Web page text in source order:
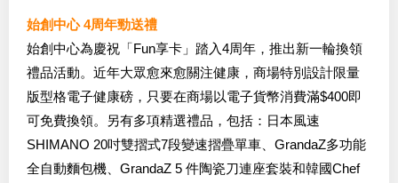
始創中心 4周年勁送禮
始創中心為慶祝「Fun享卡」踏入4周年，推出新一輪換領
禮品活動。近年大眾愈來愈關注健康，商場特別設計限量
版型格電子健康磅，只要在商場以電子貨幣消費滿$400即
可免費換領。另有多項精選禮品，包括：日本風速
SHIMANO 20吋雙摺式7段變速摺疊單車、GrandaZ多功能
全自動麵包機、GrandaZ 5 件陶瓷刀連座套裝和韓國Chef